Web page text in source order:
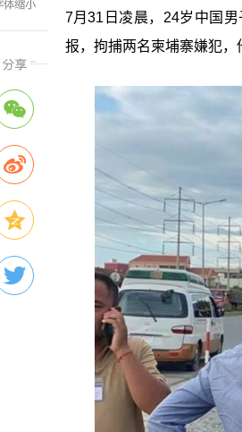
7月31日凌晨，24岁中国
报，拘捕两名柬埔寨嫌犯，